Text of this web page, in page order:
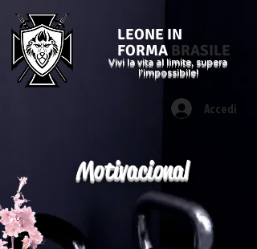
LEONE IN
FORMA BRASILE
Vivi la vita al limite, supera
l'impossibile!
Accedi
Motivacional